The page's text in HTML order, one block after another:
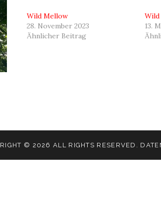
Wild Mellow
28. November 2023
Ähnlicher Beitrag
13.
© 2026 ALL RIGHTS RESERVED.